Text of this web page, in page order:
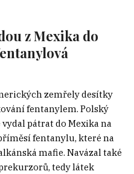
z Mexika do
zemřely desítky
fentanylem. Polský
pátrat do Mexika na
fentanylu, které na
mafie. Navázal také
tedy látek